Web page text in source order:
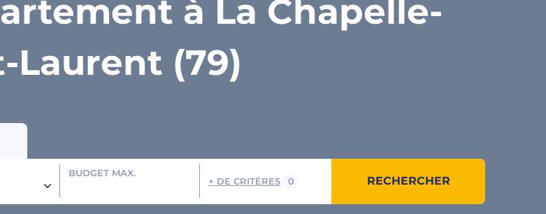
à La Chapelle-
Laurent (79)
BUDGET MAX.
+ DE CRITÈRES 0 RECHERCHER